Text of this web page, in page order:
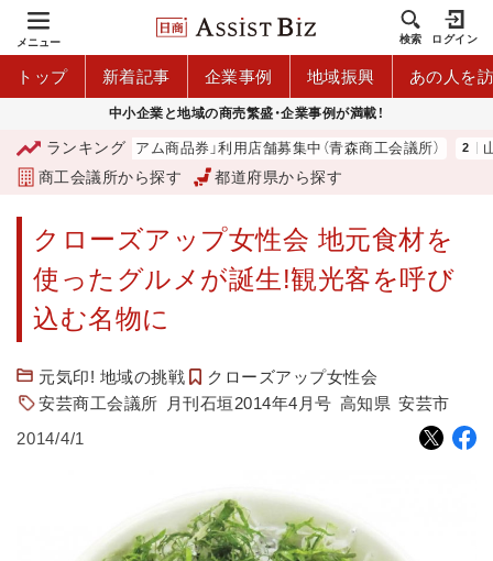
メニュー 検索 ログイン
トップ 新着記事 企業事例 地域振興 あの人を
中小企業と地域の商売繁盛・企業事例が満載！
ランキング
「青森市プレミアム商品券」利用店舗募集中（青森商工会議所） 山
商工会議所から探す 都道府県から探す
クローズアップ女性会 地元食材を
使ったグルメが誕生!観光客を呼び
込む名物に
元気印! 地域の挑戦
クローズアップ女性会
安芸商工会議所
月刊石垣2014年4月号 高知県 安芸市
2014/4/1